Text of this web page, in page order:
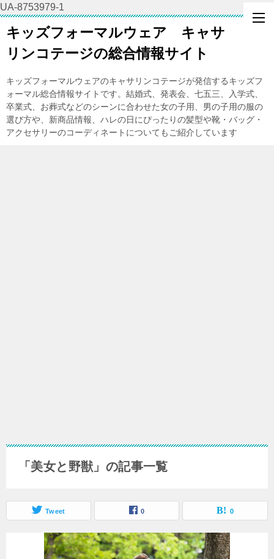
UA-8753979-1
キッズフォーマルウェア キャサ
リンコテージの総合情報サイト
キッズフォーマルウェアのキャサリンコテージが発信するキッズフ
ォーマル総合情報サイトです。結婚式、発表会、七五三、入学式、
卒業式、お葬式などのシーンに合わせた女の子用、男の子用の服の
選び方や、新商品情報、ハレの日にぴったりの髪型や靴・バッグ・
アクセサリーのコーディネートについてもご紹介しています
「美女と野獣」の記事一覧
Tweet 0 0